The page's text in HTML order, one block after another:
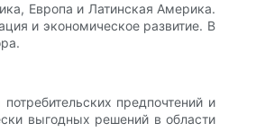
Европа и Латинская Америка.
и экономическое развитие. В
предпочтений и
выгодных решений в области